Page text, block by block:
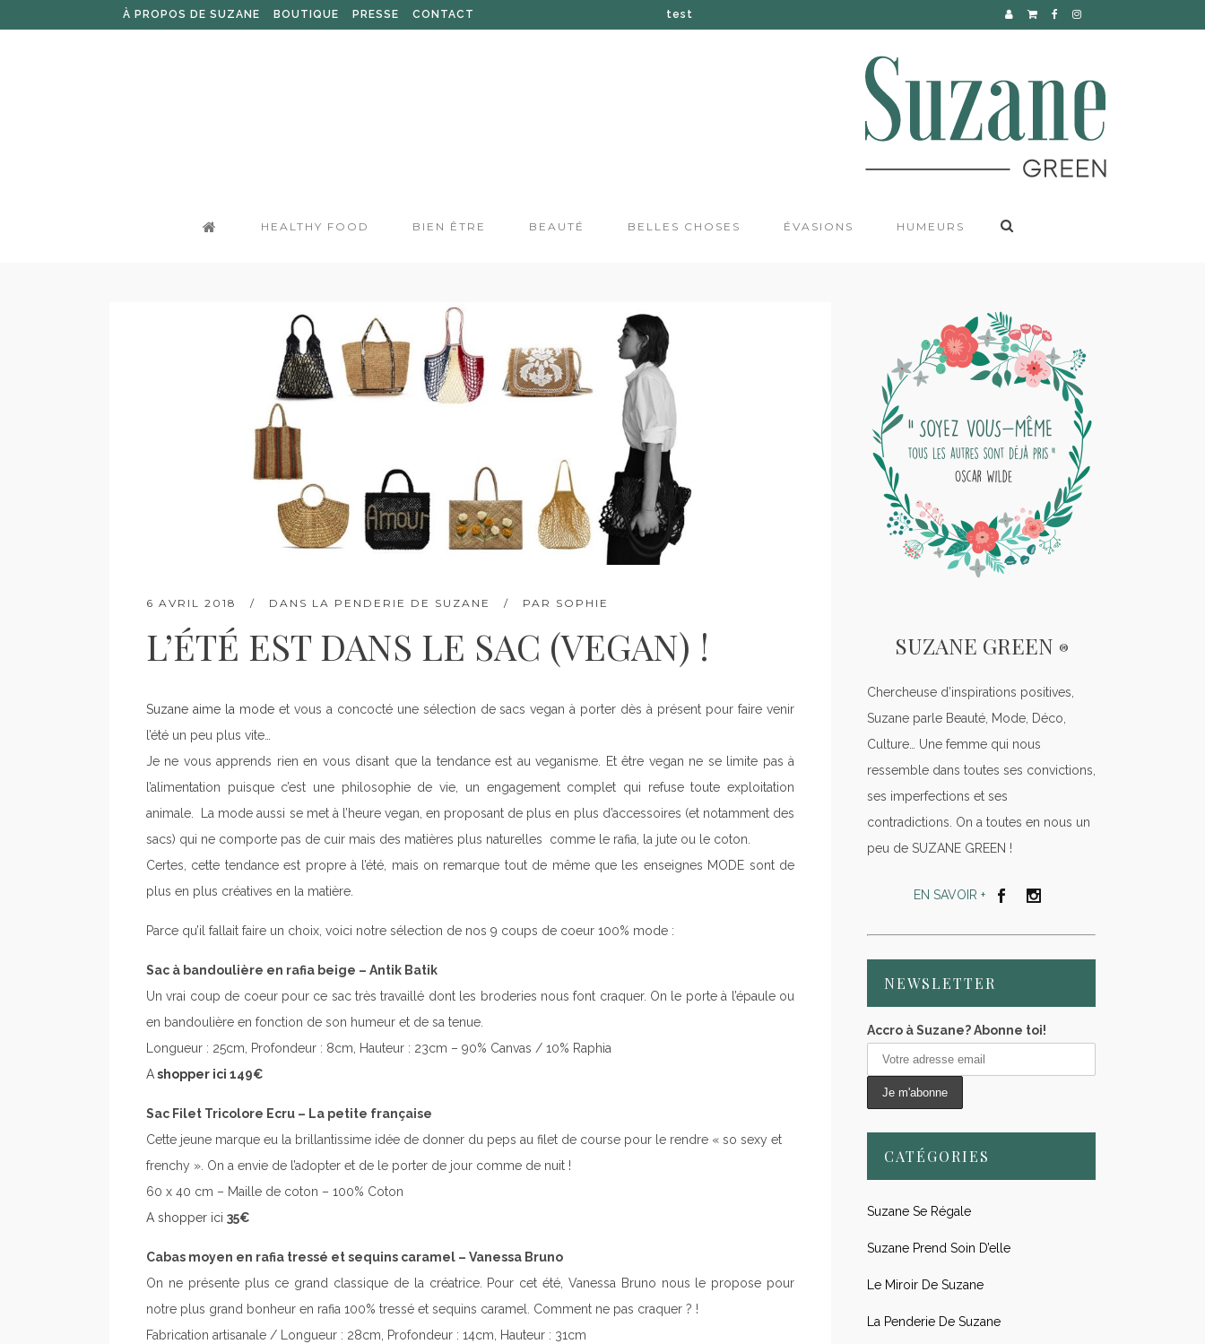
À PROPOS DE SUZANE BOUTIQUE PRESSE CONTACT test
HEALTHY FOOD BIEN ÊTRE BEAUTÉ BELLES CHOSES ÉVASIONS HUMEURS
6 AVRIL 2018 DANS LA PENDERIE DE SUZANE PAR SOPHIE
L’ÉTÉ EST DANS LE SAC (VEGAN) !
Suzane aime la modeet vous a concocté une sélection de sacs vegan à porter dès à présent pour faire venir
l’été un peu plus vite…
Je ne vous apprends rien en vous disant que la tendance est au veganisme. Et être vegan ne se limite pas à
l’alimentation puisque c’est une philosophie de vie, un engagement complet qui refuse toute exploitation
animale. La mode aussi se met à l’heure vegan, en proposant de plus en plus d’accessoires (et notamment des
sacs) qui ne comporte pas de cuir mais des matières plus naturelles comme le rafia, la jute ou le coton.
Certes, cette tendance est propre à l’été, mais on remarque tout de même que les enseignes MODE sont de
plus en plus créatives en la matière.
Parce qu’il fallait faire un choix, voici notre sélection de nos 9 coups de coeur 100% mode :
Sac à bandoulière en rafia beige – Antik Batik
Un vrai coup de coeur pour ce sac très travaillé dont les broderies nous font craquer. On le porte à l’épaule ou
en bandoulière en fonction de son humeur et de sa tenue.
Longueur : 25cm, Profondeur : 8cm, Hauteur : 23cm – 90% Canvas / 10% Raphia
Ashopper ici 149€
Sac Filet Tricolore Ecru – La petite française
Cette jeune marque eu la brillantissime idée de donner du peps au filet de course pour le rendre « so sexy et
frenchy ». On a envie de l’adopter et de le porter de jour comme de nuit !
60 x 40 cm – Maille de coton – 100% Coton
A shopper ici 35€
Cabas moyen en rafia tressé et sequins caramel – Vanessa Bruno
On ne présente plus ce grand classique de la créatrice. Pour cet été, Vanessa Bruno nous le propose pour
notre plus grand bonheur en rafia 100% tressé et sequins caramel. Comment ne pas craquer ? !
Fabrication artisanale / Longueur : 28cm, Profondeur : 14cm, Hauteur : 31cm
SUZANE GREEN ®
Chercheuse d’inspirations positives,
Suzane parle Beauté, Mode, Déco,
Culture… Une femme qui nous
ressemble dans toutes ses convictions,
ses imperfections et ses
contradictions. On a toutes en nous un
peu de SUZANE GREEN !
EN SAVOIR +
NEWSLETTER
Accro à Suzane? Abonne toi!
CATÉGORIES
Suzane Se Régale
Suzane Prend Soin D’elle
Le Miroir De Suzane
La Penderie De Suzane